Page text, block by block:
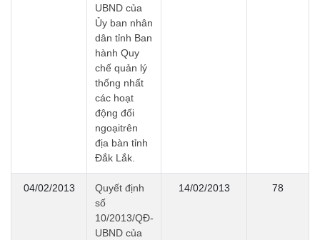
UBND của
Ủy ban nhân
dân tỉnh Ban
hành Quy
chế quản lý
thống nhất
các hoạt
động đối
ngoạitrên
địa bàn tỉnh
Đắk Lắk.
04/02/2013
Quyết định
số
10/2013/QĐ-
UBND của
14/02/2013 78